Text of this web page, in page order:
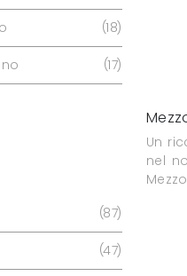
Un
nel
18
17
87
47